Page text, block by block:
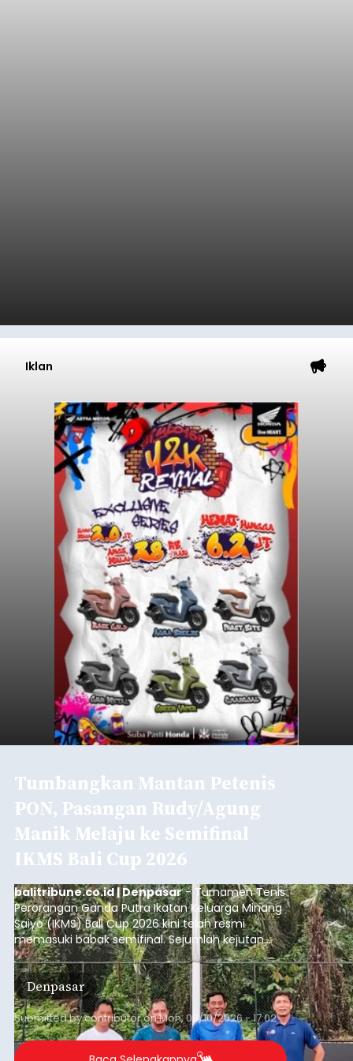
Iklan
Tumbangkan Mantan Petenis
PON, Pasangan Rudy/Agung
Manik Melaju ke Semifinal
IKMS Bali Cup 2026
balitribune.co.id | Denpasar- Turnamen Tenis
Perorangan Ganda Putra Ikatan Keluarga Minang
Saiyo (IKMS) Bali Cup 2026 kini telah resmi
memasuki babak semifinal. Sejumlah kejutan
mewarnai babak delapan besar yang digelar di
Lapangan Tenis Telkom Denpasar pada Minggu,
9 Agustus 2026.
Denpasar
Submitted bycontributoronMon, 08/10/2026 - 17:02